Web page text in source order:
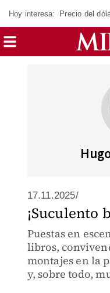
Hoy interesa: Precio del
17.11.2025/
¡Suculento
Puestas en
libros,
montajes en la
y, sobre todo,